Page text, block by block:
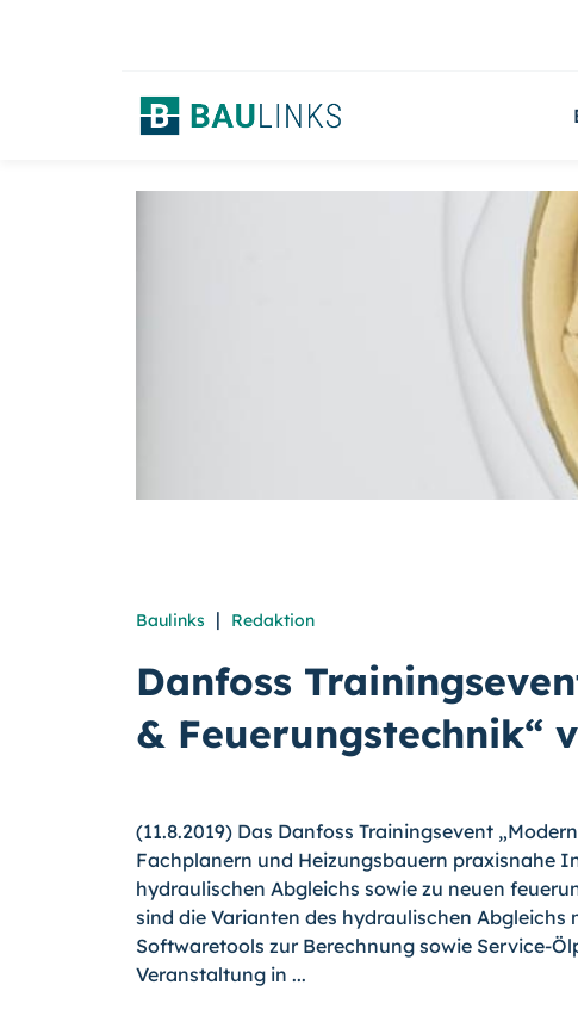
Baulinks | Redaktion
Danfoss
& Feuerungstechnik“
(11.8.2019) Das Danfoss Trainingsevent
Fachplanern und Heizungsbauern praxisnahe
hydraulischen Abgleichs sowie zu neuen
sind die Varianten des hydraulischen
Softwaretools zur Berechnung sowie Service-
Veranstaltung in ...